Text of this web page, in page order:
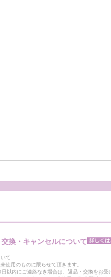
換・キャンセルについて
て
使用のものに限らせて頂きます。
以内にご連絡なき場合は、返品・交換をお受